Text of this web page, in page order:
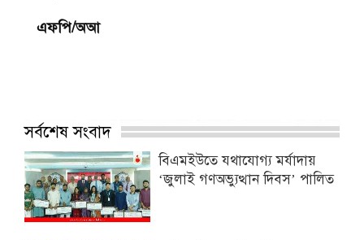
এফপি/অআ
সর্বশেষ সংবাদ
বিএমইউতে যথাযোগ্য মর্যাদায়
‘জুলাই গণঅভ্যুত্থান দিবস’ পালিত